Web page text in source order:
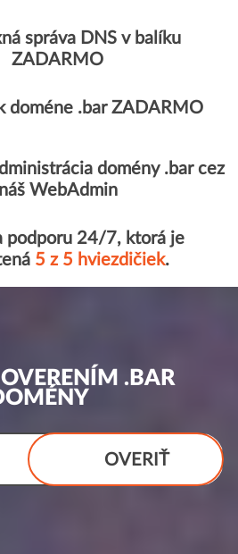
správa DNS v balíku
ZADARMO
doméne .bar ZADARMO
domény .bar cez
náš WebAdmin
podporu 24/7, ktorá je
5 z 5 hviezdičiek.
.BAR
OVERIŤ